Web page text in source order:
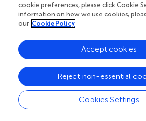
m
Éditeur/trice
Viduranga Waisundara
Mentors scientifiques
Andres Contreras
cookie preferences, please click Cookie
information on how we use cookies,
our Cookie Policy
Cookies Settings
Reject non-essential
Accept cookies